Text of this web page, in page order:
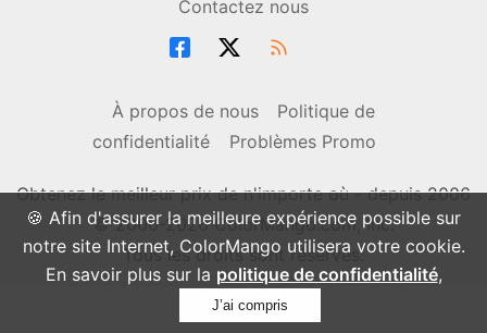
🍪 Afin d'assurer la meilleure expérience possible sur
notre site Internet, ColorMango utilisera votre cookie.
En savoir plus sur la politique de confidentialité,
J’ai compris
Contactez nous
À propos de nous
Politique de
confidentialité
Problèmes Promo
Obtenez le meilleur prix de n'importe où - depuis 2006
© 2006-2026 ColorMango.com, Inc.
Tous les droits sont réservés.